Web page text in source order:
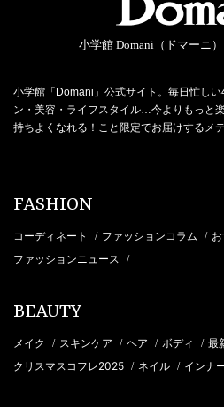
小学館 Domani（ドマーニ
小学館「Domani」公式サイト。毎日忙し
ン・美容・ライフスタイル…今よりもっと
持ちよくなれる！こと限定でお届けするメデ
FASHION
コーディネート / ファッションコラム /
ファッションニュース /
BEAUTY
メイク / スキンケア / ヘア / ボディ / 最
クリスマスコフレ2025 / ネイル / インナ